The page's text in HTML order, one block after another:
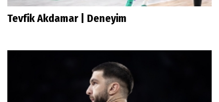
Tevfik Akdamar | Deneyim